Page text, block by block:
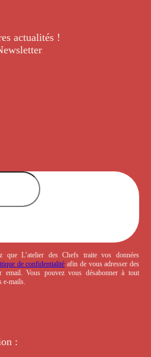
actualités !
.
que L’atelier des Chefs traite vos données
de confidentialité afin de vous adresser des
email. Vous pouvez vous désabonner à tout
e-mails.
: